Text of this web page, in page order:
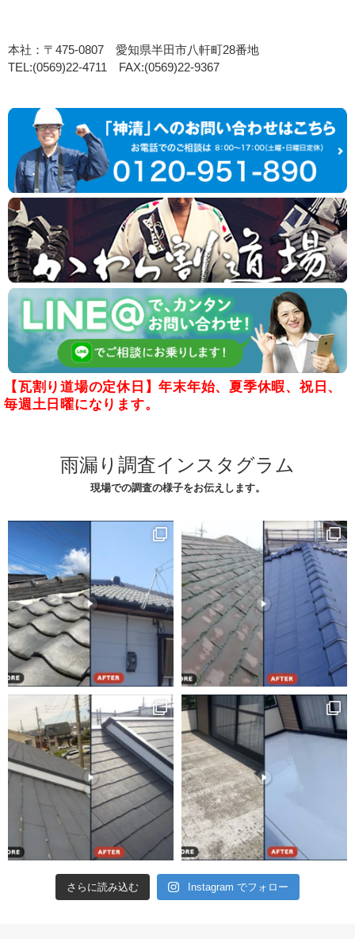
本社：〒475-0807 愛知県半田市八軒町28番地
TEL:(0569)22-4711 FAX:(0569)22-9367
【瓦割り道場の定休日】年末年始、夏季休暇、祝日、
毎週土日曜になります。
雨漏り調査インスタグラム
現場での調査の様子をお伝えします。
さらに読み込む Instagram でフォロー